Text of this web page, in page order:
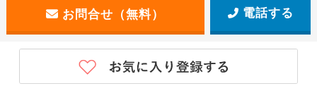
電話する